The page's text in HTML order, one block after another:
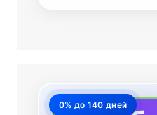
0% до 140 дней